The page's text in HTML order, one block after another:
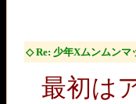
◇ Re: 少年Xムンムンマ
最初は